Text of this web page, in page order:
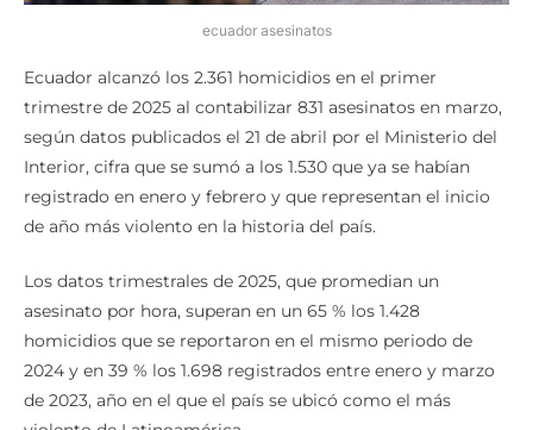
ecuador asesinatos
Ecuador alcanzó los 2.361 homicidios en el primer
trimestre de 2025 al contabilizar 831 asesinatos en marzo,
según datos publicados el 21 de abril por el Ministerio del
Interior, cifra que se sumó a los 1.530 que ya se habían
registrado en enero y febrero y que representan el inicio
de año más violento en la historia del país.
Los datos trimestrales de 2025, que promedian un
asesinato por hora, superan en un 65 % los 1.428
homicidios que se reportaron en el mismo periodo de
2024 y en 39 % los 1.698 registrados entre enero y marzo
de 2023, año en el que el país se ubicó como el más